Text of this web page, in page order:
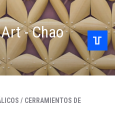
- Chao
/ CERRAMIENTOS DE